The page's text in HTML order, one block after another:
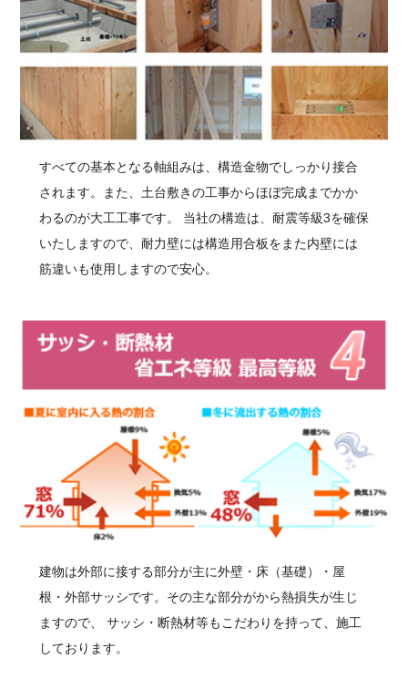
すべての基本となる軸組みは、構造金物でしっかり接合
されます。また、土台敷きの工事からほぼ完成までかか
わるのが大工工事です。 当社の構造は、耐震等級3を確保
いたしますので、耐力壁には構造用合板をまた内壁には
筋違いも使用しますので安心。
建物は外部に接する部分が主に外壁・床（基礎）・屋
根・外部サッシです。その主な部分がから熱損失が生じ
ますので、 サッシ・断熱材等もこだわりを持って、施工
しております。